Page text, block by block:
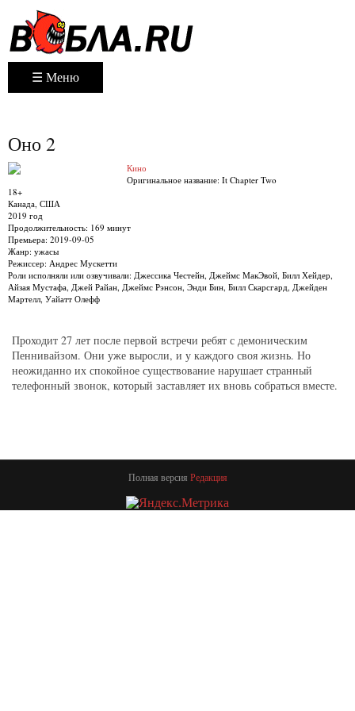
☰ Меню
Оно 2
Кино
Оригинальное название: It Chapter Two
18+
Канада, США
2019 год
Продолжительность: 169 минут
Премьера: 2019-09-05
Жанр: ужасы
Режиссер: Андрес Мускетти
Роли исполняли или озвучивали: Джессика Честейн, Джеймс МакЭвой, Билл Хейдер,
Айзая Мустафа, Джей Райан, Джеймс Рэнсон, Энди Бин, Билл Скарсгард, Джейден
Мартелл, Уайатт Олефф
Проходит 27 лет после первой встречи ребят с демоническим
Пеннивайзом. Они уже выросли, и у каждого своя жизнь. Но
неожиданно их спокойное существование нарушает странный
телефонный звонок, который заставляет их вновь собраться вместе.
Полная версия Редакция